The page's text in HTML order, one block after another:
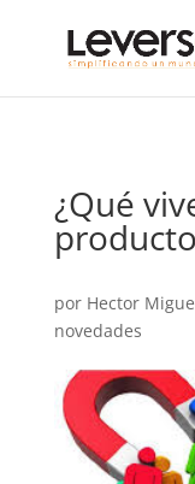
¿Qué
por Hector
novedades